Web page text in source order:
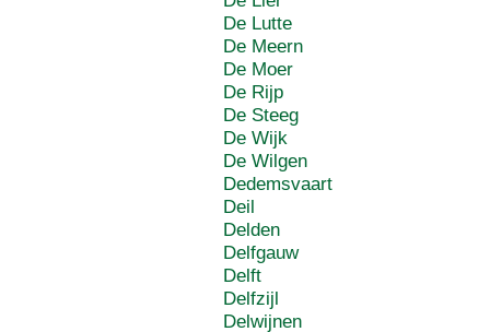
De Lutte
De Meern
De Moer
De Rijp
De Steeg
De Wijk
De Wilgen
Dedemsvaart
Deil
Delden
Delfgauw
Delft
Delfzijl
Delwijnen